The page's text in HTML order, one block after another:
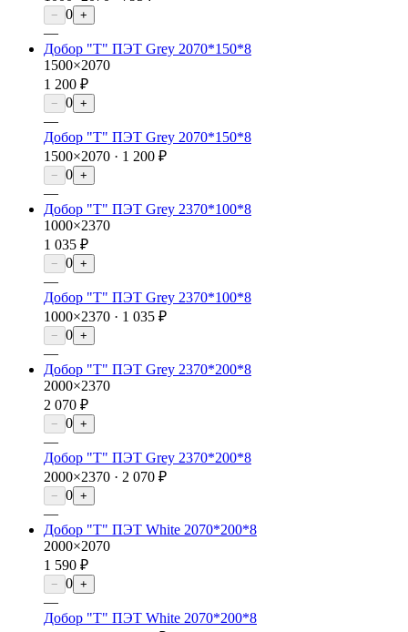
− 0 +
—
Добор "Т" ПЭТ Grey 2070*150*8
1500×2070
1 200 ₽
− 0 +
—
Добор "Т" ПЭТ Grey 2070*150*8
1500×2070 · 1 200 ₽
− 0 +
—
Добор "Т" ПЭТ Grey 2370*100*8
1000×2370
1 035 ₽
− 0 +
—
Добор "Т" ПЭТ Grey 2370*100*8
1000×2370 · 1 035 ₽
− 0 +
—
Добор "Т" ПЭТ Grey 2370*200*8
2000×2370
2 070 ₽
− 0 +
—
Добор "Т" ПЭТ Grey 2370*200*8
2000×2370 · 2 070 ₽
− 0 +
—
Добор "Т" ПЭТ White 2070*200*8
2000×2070
1 590 ₽
− 0 +
—
Добор "Т" ПЭТ White 2070*200*8